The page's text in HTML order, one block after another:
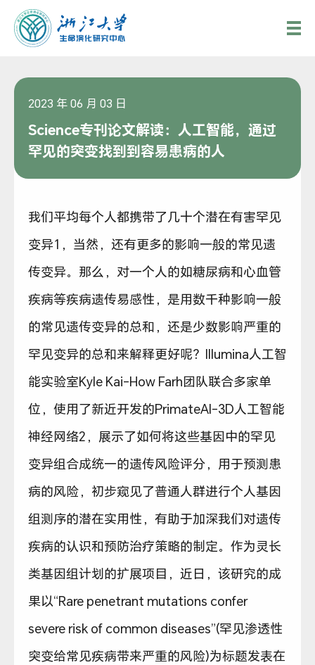
2023 年 06 月 03 日
Science专刊论文解读：人工智能，通过
罕见的突变找到到容易患病的人
我们平均每个人都携带了几十个潜在有害罕见
变异1，当然，还有更多的影响一般的常见遗
传变异。那么，对一个人的如糖尿病和心血管
疾病等疾病遗传易感性，是用数千种影响一般
的常见遗传变异的总和，还是少数影响严重的
罕见变异的总和来解释更好呢？Illumina人工智
能实验室Kyle Kai-How Farh团队联合多家单
位，使用了新近开发的PrimateAI-3D人工智能
神经网络2，展示了如何将这些基因中的罕见
变异组合成统一的遗传风险评分，用于预测患
病的风险，初步窥见了普通人群进行个人基因
组测序的潜在实用性，有助于加深我们对遗传
疾病的认识和预防治疗策略的制定。作为灵长
类基因组计划的扩展项目，近日，该研究的成
果以“Rare penetrant mutations confer
severe risk of common diseases”(罕见渗透性
突变给常见疾病带来严重的风险)为标题发表在